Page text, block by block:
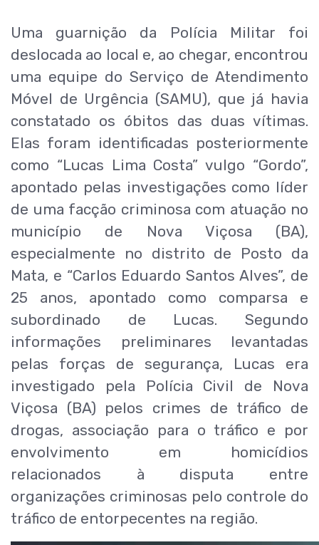
Uma guarnição da Polícia Militar foi
deslocada ao local e, ao chegar, encontrou
uma equipe do Serviço de Atendimento
Móvel de Urgência (SAMU), que já havia
constatado os óbitos das duas vítimas.
Elas foram identificadas posteriormente
como “Lucas Lima Costa” vulgo “Gordo”,
apontado pelas investigações como líder
de uma facção criminosa com atuação no
município de Nova Viçosa (BA),
especialmente no distrito de Posto da
Mata, e “Carlos Eduardo Santos Alves”, de
25 anos, apontado como comparsa e
subordinado de Lucas. Segundo
informações preliminares levantadas
pelas forças de segurança, Lucas era
investigado pela Polícia Civil de Nova
Viçosa (BA) pelos crimes de tráfico de
drogas, associação para o tráfico e por
envolvimento em homicídios
relacionados à disputa entre
organizações criminosas pelo controle do
tráfico de entorpecentes na região.